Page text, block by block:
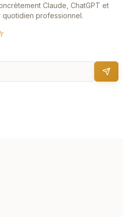
Claude, ChatGPT et
professionnel.